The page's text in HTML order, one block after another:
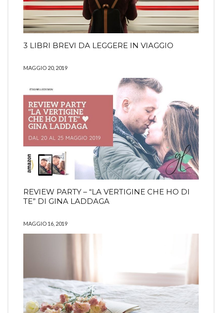
3 LIBRI BREVI DA LEGGERE IN VIAGGIO
MAGGIO 20, 2019
REVIEW PARTY – “LA VERTIGINE CHE HO DI
TE” DI GINA LADDAGA
MAGGIO 16, 2019